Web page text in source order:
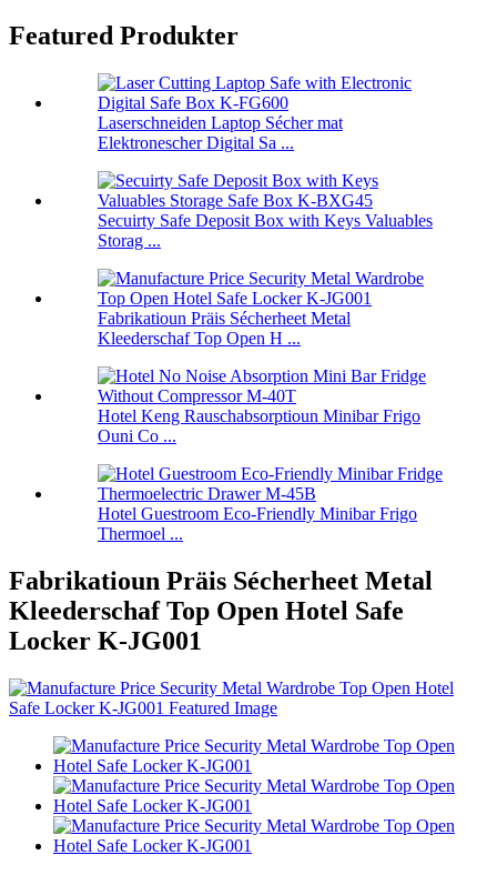
Featured Produkter
Laserschneiden Laptop Sécher mat
Elektronescher Digital Sa ...
Secuirty Safe Deposit Box with Keys Valuables
Storag ...
Fabrikatioun Präis Sécherheet Metal
Kleederschaf Top Open H ...
Hotel Keng Rauschabsorptioun Minibar Frigo
Ouni Co ...
Hotel Guestroom Eco-Friendly Minibar Frigo
Thermoel ...
Fabrikatioun Präis Sécherheet Metal
Kleederschaf Top Open Hotel Safe
Locker K-JG001